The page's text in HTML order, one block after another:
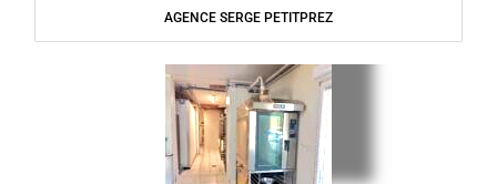
AGENCE SERGE PETITPREZ